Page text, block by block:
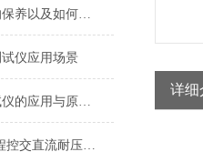
滑触线如何更好的保养以及如何进行故障处理
仪应用场景
高压开关特性测试仪的应用与原理介绍
常州蓝科LK7142程控交直流耐压绝缘测试仪特点：
详细